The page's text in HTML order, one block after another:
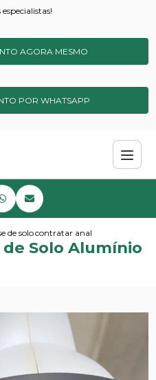
AGORA MESMO
POR WHATSAPP
de solo simples
contratar analise de solo
Solo Alumínio